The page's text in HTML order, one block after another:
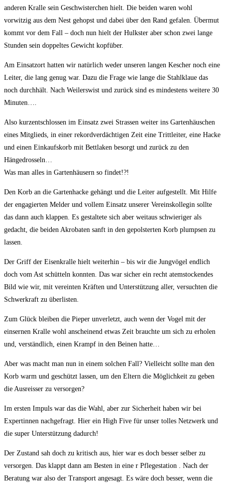
anderen Kralle sein Geschwisterchen hielt. Die beiden waren wohl
vorwitzig aus dem Nest gehopst und dabei über den Rand gefalen. Übermut
kommt vor dem Fall – doch nun hielt der Hulkster aber schon zwei lange
Stunden sein doppeltes Gewicht kopfüber.
Am Einsatzort hatten wir natürlich weder unseren langen Kescher noch eine
Leiter, die lang genug war. Dazu die Frage wie lange die Stahlklaue das
noch durchhält. Nach Weilerswist und zurück sind es mindestens weitere 30
Minuten….
Also kurzentschlossen im Einsatz zwei Strassen weiter ins Gartenhäuschen
eines Mitglieds, in einer rekordverdächtigen Zeit eine Trittleiter, eine Hacke
und einen Einkaufskorb mit Bettlaken besorgt und zurück zu den
Hängedrosseln…
Was man alles in Gartenhäusern so findet!?!
Den Korb an die Gartenhacke gehängt und die Leiter aufgestellt. Mit Hilfe
der engagierten Melder und vollem Einsatz unserer Vereinskollegin sollte
das dann auch klappen. Es gestaltete sich aber weitaus schwieriger als
gedacht, die beiden Akrobaten sanft in den gepolsterten Korb plumpsen zu
lassen.
Der Griff der Eisenkralle hielt weiterhin – bis wir die Jungvögel endlich
doch vom Ast schütteln konnten. Das war sicher ein recht atemstockendes
Bild wie wir, mit vereinten Kräften und Unterstützung aller, versuchten die
Schwerkraft zu überlisten.
Zum Glück bleiben die Pieper unverletzt, auch wenn der Vogel mit der
einsernen Kralle wohl anscheinend etwas Zeit brauchte um sich zu erholen
und, verständlich, einen Krampf in den Beinen hatte…
Aber was macht man nun in einem solchen Fall? Vielleicht sollte man den
Korb warm und geschützt lassen, um den Eltern die Möglichkeit zu geben
die Ausreisser zu versorgen?
Im ersten Impuls war das die Wahl, aber zur Sicherheit haben wir bei
Expertinnen nachgefragt. Hier ein High Five für unser tolles Netzwerk und
die super Unterstützung dadurch!
Der Zustand sah doch zu kritisch aus, hier war es doch besser selber zu
versorgen. Das klappt dann am Besten in eine r Pflegestation . Nach der
Beratung war also der Transport angesagt. Es wäre doch besser, wenn die